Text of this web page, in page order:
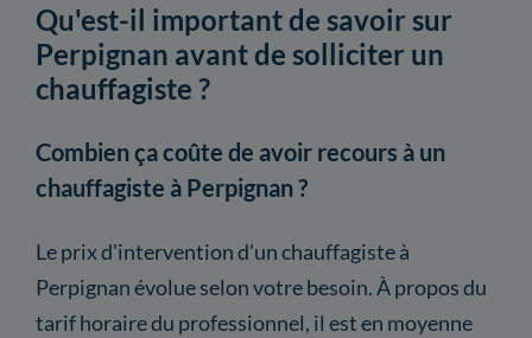
Qu'est-il important de savoir sur
Perpignan avant de solliciter un
chauffagiste ?
Combien ça coûte de avoir recours à un
chauffagiste à Perpignan ?
Le prix d'intervention d'un chauffagiste à
Perpignan évolue selon votre besoin. À propos du
tarif horaire du professionnel, il est en moyenne